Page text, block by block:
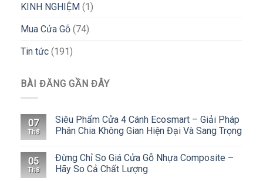
KINH NGHIỆM (1)
Mua Cửa Gỗ (74)
Tin tức (191)
BÀI ĐĂNG GẦN ĐÂY
07
Th8
Siêu Phẩm Cửa 4 Cánh Ecosmart – Giải Pháp
Phân Chia Không Gian Hiện Đại Và Sang Trọng
05
Th8
Đừng Chỉ So Giá Cửa Gỗ Nhựa Composite –
Hãy So Cả Chất Lượng